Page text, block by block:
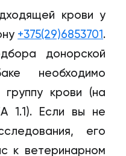
крови у
+375(29)6853701 .
донорской
необходимо
группу крови (на
1.1). Если вы не
его
к ветеринарном